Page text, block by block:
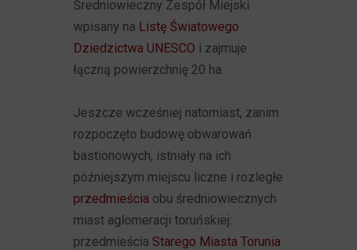
Średniowieczny Zespół Miejski
wpisany na Listę Światowego
Dziedzictwa UNESCO i zajmuje
łączną powierzchnię 20 ha.
Jeszcze wcześniej natomiast, zanim
rozpoczęto budowę obwarowań
bastionowych, istniały na ich
późniejszym miejscu liczne i rozległe
przedmieścia obu średniowiecznych
miast aglomeracji toruńskiej:
przedmieścia Starego Miasta Torunia